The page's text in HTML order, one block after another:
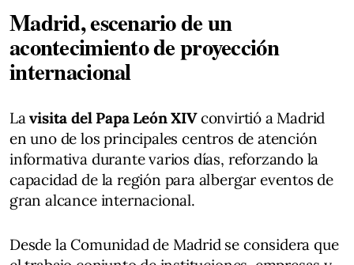
Madrid, escenario de un
acontecimiento de proyección
internacional
Lavisita del Papa León XIVconvirtió a Madrid
en uno de los principales centros de atención
informativa durante varios días, reforzando la
capacidad de la región para albergar eventos de
gran alcance internacional.
Desde la Comunidad de Madrid se considera que